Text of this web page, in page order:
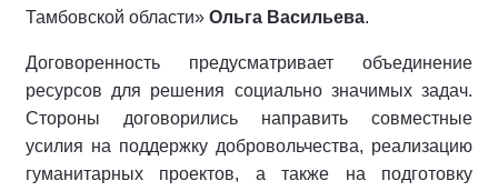
Тамбовской области» Ольга Васильева.
Договоренность предусматривает объединение
ресурсов для решения социально значимых задач.
Стороны договорились направить совместные
усилия на поддержку добровольчества, реализацию
гуманитарных проектов, а также на подготовку